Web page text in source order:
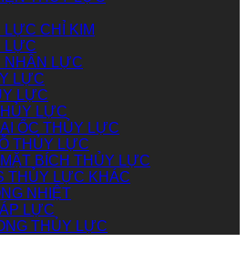
LỰC CHỈ KIM
LỰC
NHÂN LỰC
LỰC
LỰC
LỰC
ỐC THỦY LỰC
THỦY LỰC
BÍCH THỦY LỰC
THỦY LỰC KHÁC
NHIỆT
LỰC
THỦY LỰC